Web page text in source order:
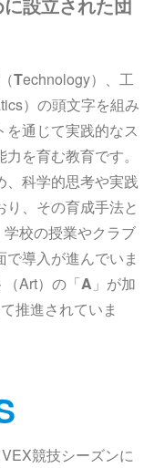
Technology）、工
）の頭文字を組み
通じて実践的なス
を育む教育です。
、科学的思考や実践
、その育成手法と
校の授業やクラブ
導入が進んでいま
Art）の「A 」が加
推進されていま
競技シーズンに